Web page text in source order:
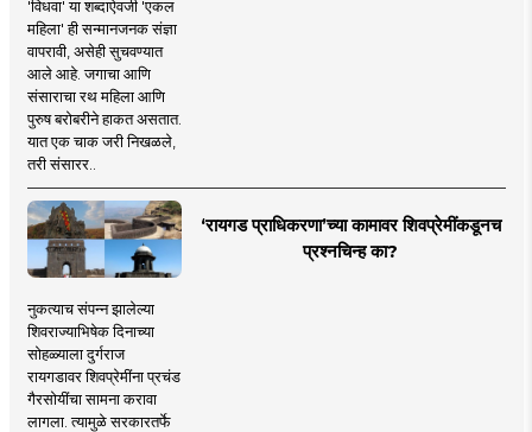
'विधवा' या शब्दाऐवजी 'एकल
महिला' ही सन्मानजनक संज्ञा
वापरावी, असेही सुचवण्यात
आले आहे. जगाचा आणि
संसाराचा रथ महिला आणि
पुरुष बरोबरीने हाकत असतात.
यात एक चाक जरी निखळले,
तरी संसारर..
‘रायगड प्राधिकरणा’च्या कामावर शिवप्रेमींकडूनच
प्रश्नचिन्ह का?
नुकत्याच संपन्न झालेल्या
शिवराज्याभिषेक दिनाच्या
सोहळ्याला दुर्गराज
रायगडावर शिवप्रेमींना प्रचंड
गैरसोयींचा सामना करावा
लागला. त्यामुळे सरकारतर्फे